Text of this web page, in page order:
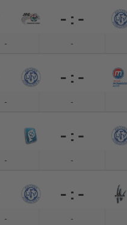
- : -
- -
- : -
- -
- : -
- -
- : -
- -